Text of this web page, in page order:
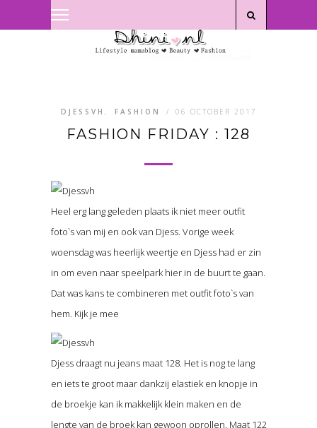
DJESSVH , FASHION / 06 OCTOBER 2017
FASHION FRIDAY : 128
Heel erg lang geleden plaats ik niet meer outfit
foto`s van mij en ook van Djess. Vorige week
woensdag was heerlijk weertje en Djess had er zin
in om even naar speelpark hier in de buurt te gaan.
Dat was kans te combineren met outfit foto`s van
hem. Kijk je mee
Djess draagt nu jeans maat 128. Het is nog te lang
en iets te groot maar dankzij elastiek en knopje in
de broekje kan ik makkelijk klein maken en de
lengte van de broek kan gewoon oprollen. Maat 122